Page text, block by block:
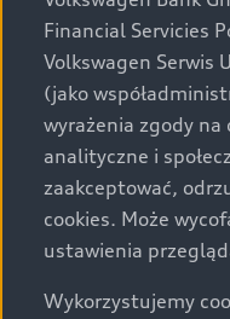
za dopłatą. Wiążące
specyfikacji pojazdu
określenie
świadectwo
sobie prawo do zmian
prezentowane na
zamieszczania. W
informacji prosimy
Audi.
Wszystkie
Financial Servicies
Volkswagen Serwis
(jako
wyrażenia zgody na
analityczne i
zaakceptować,
cookies. Może
ustawienia
Wykorzystujemy